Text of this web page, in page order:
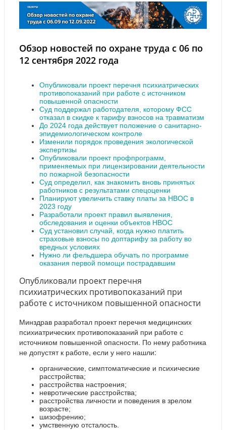
Обзор новостей по охране труда с 06 по
12 сентября 2022 года
Опубликовали проект перечня психиатрических
противопоказаний при работе с источником
повышенной опасности
Суд поддержал работодателя, которому ФСС
отказал в скидке к тарифу взносов на травматизм
До 2024 года действует положение о санитарно-
эпидемиологическом контроле
Изменили порядок проведения экологической
экспертизы
Опубликовали проект профпрограмм,
применяемых при лицензировании деятельности
по пожарной безопасности
Суд определил, как знакомить вновь принятых
работников с результатами спецоценки
Планируют увеличить ставку платы за НВОС в
2023 году
Разработали проект правил выявления,
обследования и оценки объектов НВОС
Суд установил случай, когда нужно платить
страховые взносы по доптарифу за работу во
вредных условиях
Нужно ли фельдшера обучать по программе
оказания первой помощи пострадавшим
Опубликовали проект перечня
психиатрических противопоказаний при
работе с источником повышенной опасности
Минздрав разработал проект перечня медицинских
психиатрических противопоказаний при работе с
источником повышенной опасности. По нему работника
не допустят к работе, если у него нашли:
органические, симптоматические и психические
расстройства;
расстройства настроения;
невротические расстройства;
расстройства личности и поведения в зрелом
возрасте;
шизофрению;
умственную отсталость.